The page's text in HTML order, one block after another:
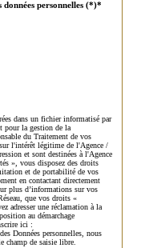
personnelles (*)*
dans un fichier informatisé par
pour la gestion de la
du Traitement de vos
l'intérêt légitime de l'Agence /
et sont destinées à l'Agence
», vous disposez des droits
et de portabilité de vos
en contactant directement
plus d’informations sur vos
que vos droits «
adresser une réclamation à la
au démarchage
ici :
Données personnelles, nous
champ de saisie libre.